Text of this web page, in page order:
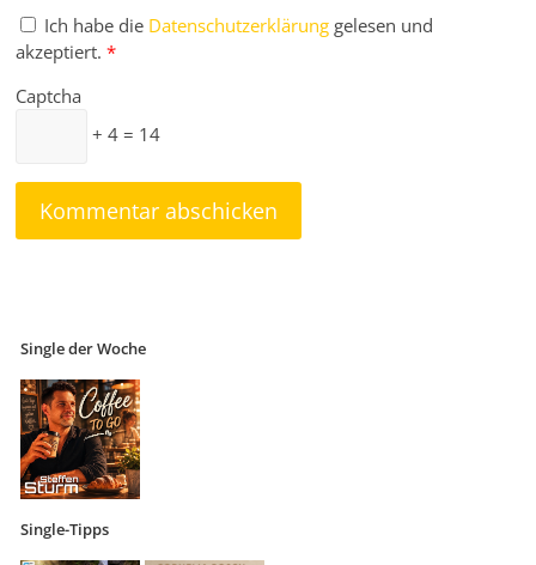
Ich habe die Datenschutzerklärung gelesen und
akzeptiert. *
Captcha
+ 4 = 14
Single der Woche
Single-Tipps